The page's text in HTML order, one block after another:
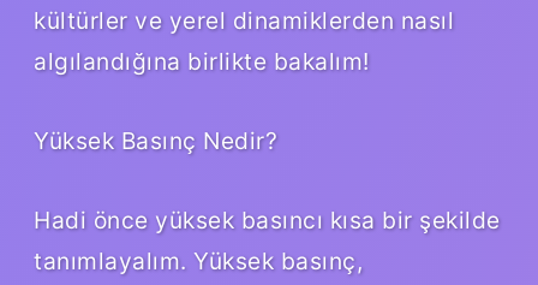
kültürler ve yerel dinamiklerden nasıl
algılandığına birlikte bakalım!
Yüksek Basınç Nedir?
Hadi önce yüksek basıncı kısa bir şekilde
tanımlayalım. Yüksek basınç,